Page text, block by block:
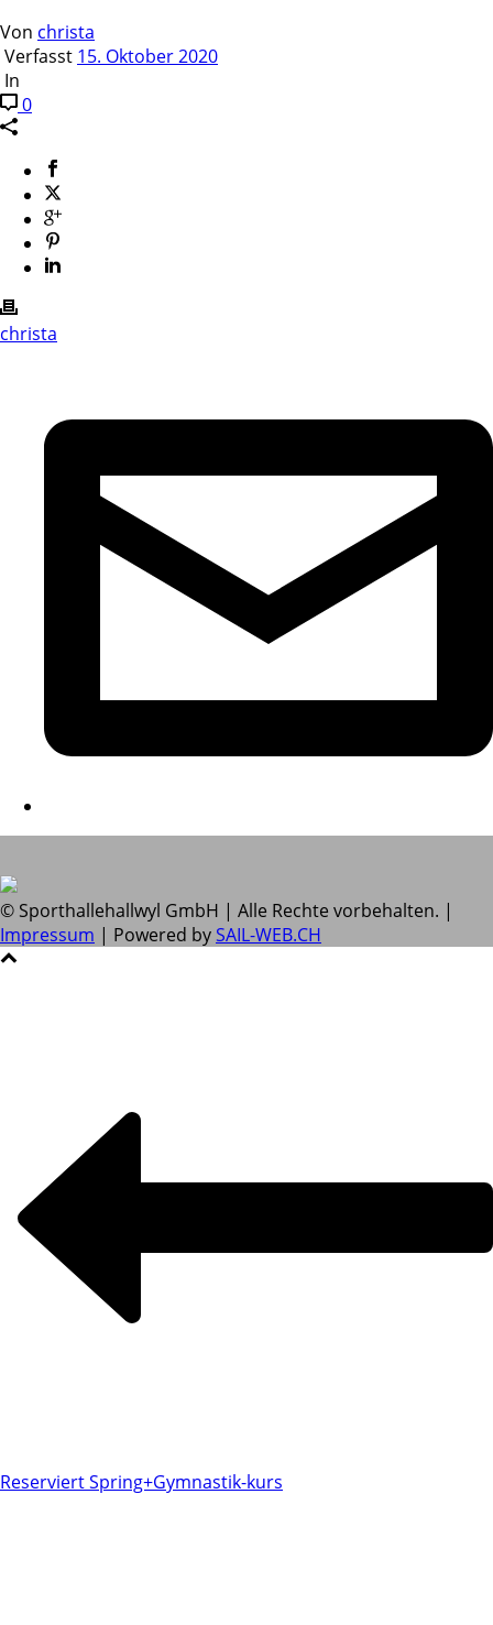
Von christa
Verfasst 15. Oktober 2020
In
0
christa
© Sporthallehallwyl GmbH | Alle Rechte vorbehalten. |
Impressum | Powered by SAIL-WEB.CH
Reserviert Spring+Gymnastik-kurs